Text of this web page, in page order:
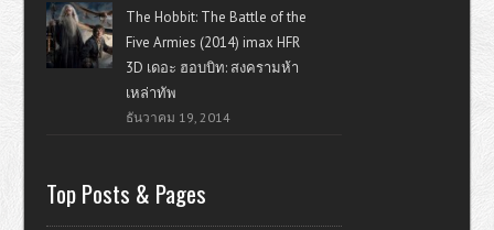
The Hobbit: The Battle of the
Five Armies (2014) imax HFR
3D เดอะ ฮอบบิท: สงครามห้า
เหล่าทัพ
ธันวาคม 19, 2014
Top Posts & Pages